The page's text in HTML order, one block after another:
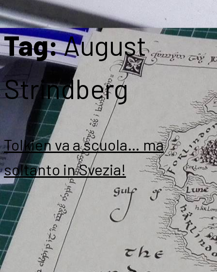
Tag:August
Strindberg
Tolkien va a scuola… ma
soltanto in Svezia!